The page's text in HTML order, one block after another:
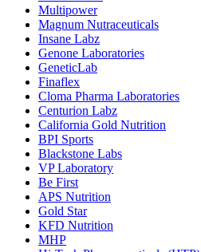
Multipower
Magnum Nutraceuticals
Insane Labz
Genone Laboratories
GeneticLab
Finaflex
Cloma Pharma Laboratories
Centurion Labz
California Gold Nutrition
BPI Sports
Blackstone Labs
VP Laboratory
Be First
APS Nutrition
Gold Star
KFD Nutrition
MHP